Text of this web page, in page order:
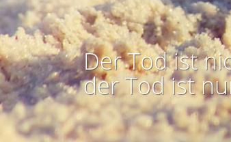
Der Tod ist
der Tod ist